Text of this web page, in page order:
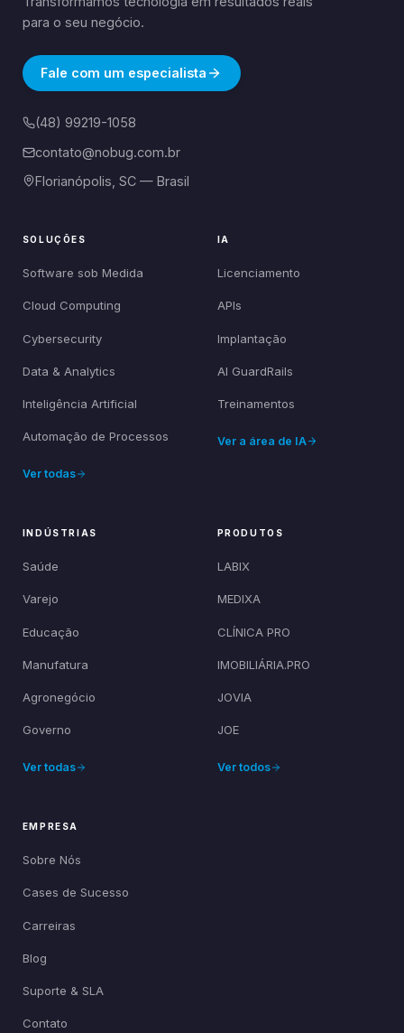
para o seu negócio.
Fale com um especialista
(48) 99219-1058
contato@nobug.com.br
Florianópolis, SC — Brasil
SOLUÇÕES
Software sob Medida
Cloud Computing
Cybersecurity
Data & Analytics
Inteligência Artificial
Automação de Processos
Ver todas
IA
Licenciamento
APIs
Implantação
AI GuardRails
Treinamentos
Ver a área de IA
INDÚSTRIAS
Saúde
Varejo
Educação
Manufatura
Agronegócio
Governo
Ver todas
PRODUTOS
LABIX
MEDIXA
CLÍNICA PRO
IMOBILIÁRIA.PRO
JOVIA
JOE
Ver todos
EMPRESA
Sobre Nós
Cases de Sucesso
Carreiras
Blog
Suporte & SLA
Contato